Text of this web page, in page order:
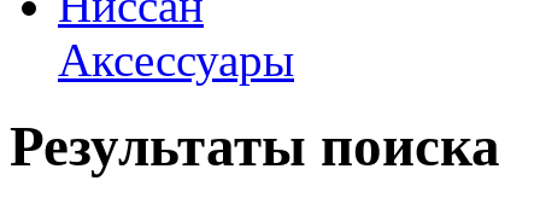
Аксессуары
Результаты поиска